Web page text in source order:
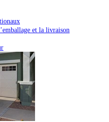
et la livraison